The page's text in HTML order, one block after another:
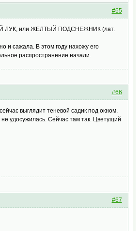
#65
или ЖЕЛТЫЙ ПОДСНЕЖНИК (лат.
и сажала. В этом году нахожу его
распространение начали.
#66
выглядит теневой садик под окном.
удосужилась. Сейчас там так. Цветущий
#67